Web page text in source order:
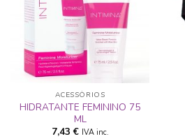
ADICIONAR
A LISTA DE
DESEJOS
ACESSÓRIOS
HIDRATANTE FEMININO 75
ML
7,43€ IVA inc.